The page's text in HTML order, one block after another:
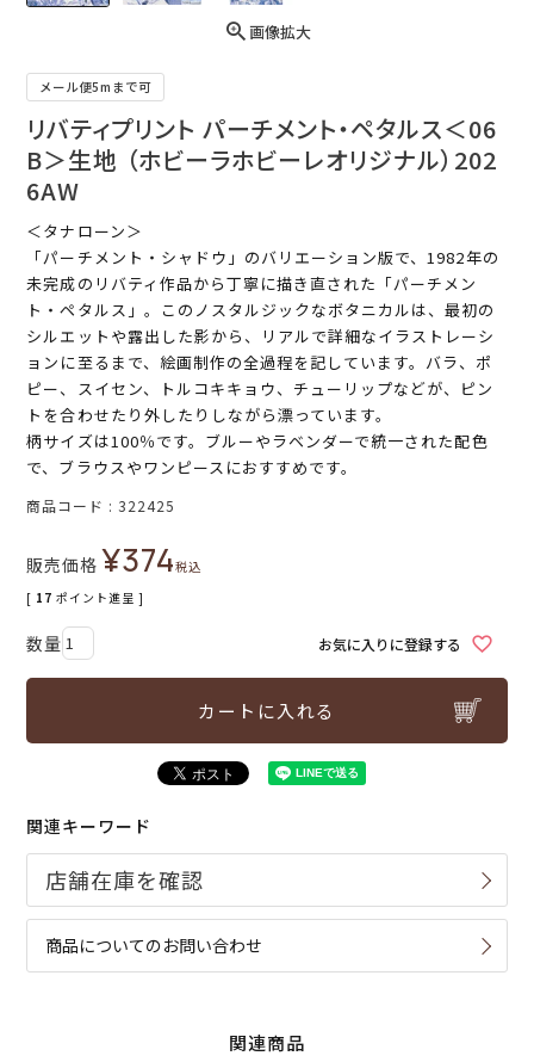
画像拡大
メール便5mまで可
リバティプリント パーチメント・ペタルス＜06
B＞生地 （ホビーラホビーレオリジナル）202
6AW
＜タナローン＞
「パーチメント・シャドウ」のバリエーション版で、1982年の
未完成のリバティ作品から丁寧に描き直された「パーチメン
ト・ペタルス」。このノスタルジックなボタニカルは、最初の
シルエットや露出した影から、リアルで詳細なイラストレーシ
ョンに至るまで、絵画制作の全過程を記しています。バラ、ポ
ピー、スイセン、トルコキキョウ、チューリップなどが、ピン
トを合わせたり外したりしながら漂っています。
柄サイズは100％です。ブルーやラベンダーで統一された配色
で、ブラウスやワンピースにおすすめです。
商品コード 322425
販売価格 ¥374税込
[ 17 ポイント進呈 ]
お気に入りに登録する
カートに入れる
関連キーワード
商品についてのお問い合わせ
関連商品